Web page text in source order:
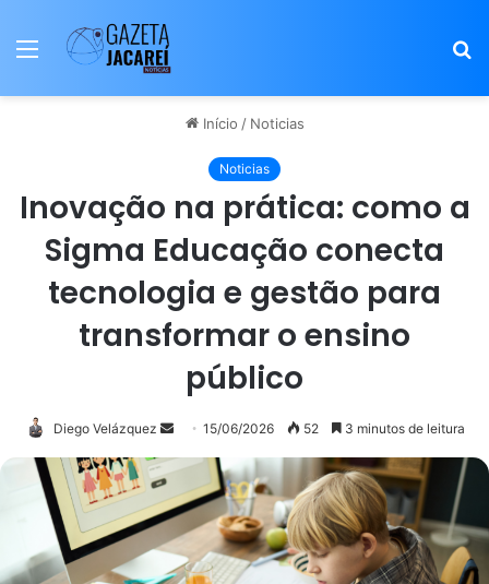
Menu
Início / Noticias
Noticias
Inovação na prática: como a
Sigma Educação conecta
tecnologia e gestão para
transformar o ensino
público
Diego Velázquez
Mande
um
mail
15/06/2026 52 3 minutos de leitura